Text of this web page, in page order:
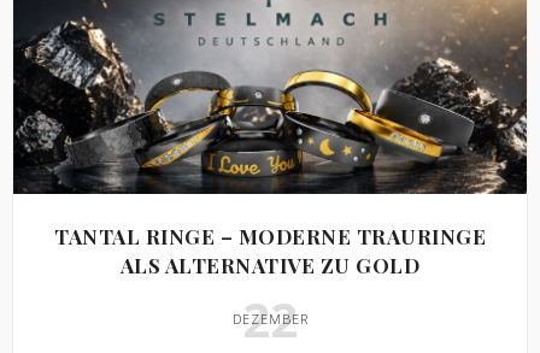
TANTAL RINGE – MODERNE TRAURINGE
ALS ALTERNATIVE ZU GOLD
22
DEZEMBER